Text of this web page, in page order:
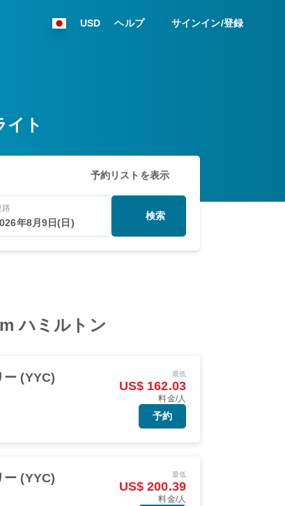
USD ヘルプ サインイン/登録
イト
予約リストを表示
路
年8月9日(日)
検索
ハミルトン
ー (YYC) 最低
US$ 162.03
料金/人
予約
ー (YYC) 最低
US$ 200.39
料金/人